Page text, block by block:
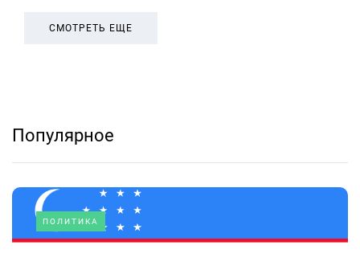
СМОТРЕТЬ ЕЩЕ
Популярное
ПОЛИТИКА